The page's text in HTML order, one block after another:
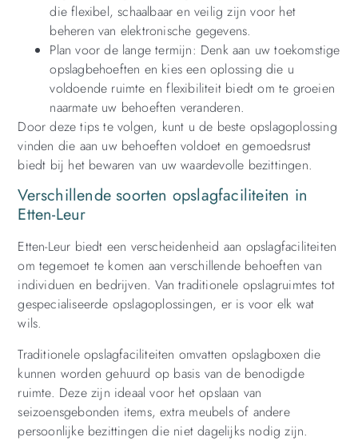
die flexibel, schaalbaar en veilig zijn voor het
beheren van elektronische gegevens.
Plan voor de lange termijn: Denk aan uw toekomstige
opslagbehoeften en kies een oplossing die u
voldoende ruimte en flexibiliteit biedt om te groeien
naarmate uw behoeften veranderen.
Door deze tips te volgen, kunt u de beste opslagoplossing
vinden die aan uw behoeften voldoet en gemoedsrust
biedt bij het bewaren van uw waardevolle bezittingen.
Verschillende soorten opslagfaciliteiten in
Etten-Leur
Etten-Leur biedt een verscheidenheid aan opslagfaciliteiten
om tegemoet te komen aan verschillende behoeften van
individuen en bedrijven. Van traditionele opslagruimtes tot
gespecialiseerde opslagoplossingen, er is voor elk wat
wils.
Traditionele opslagfaciliteiten omvatten opslagboxen die
kunnen worden gehuurd op basis van de benodigde
ruimte. Deze zijn ideaal voor het opslaan van
seizoensgebonden items, extra meubels of andere
persoonlijke bezittingen die niet dagelijks nodig zijn.